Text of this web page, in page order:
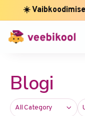
☀️
Blogi